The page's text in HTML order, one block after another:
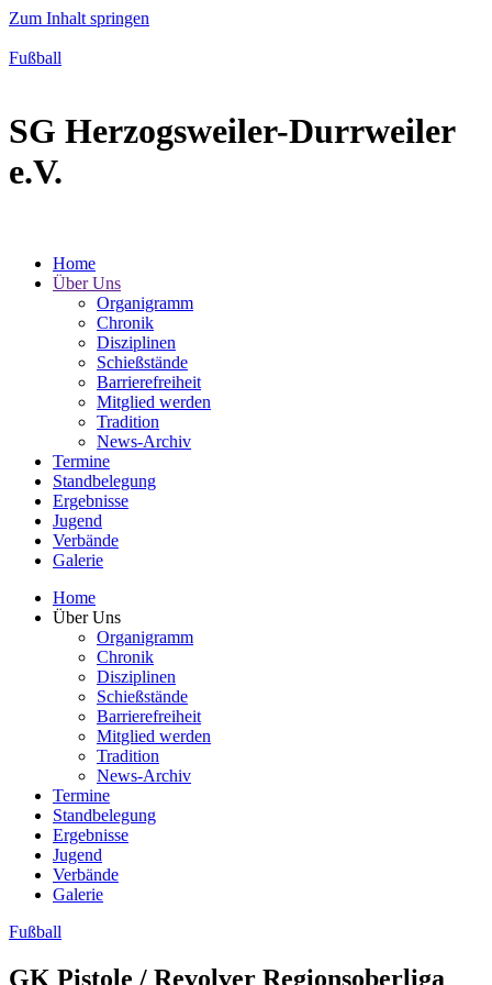
Zum Inhalt springen
Fußball
SG Herzogsweiler-Durrweiler
e.V.
Home
Über Uns
Organigramm
Chronik
Disziplinen
Schießstände
Barrierefreiheit
Mitglied werden
Tradition
News-Archiv
Termine
Standbelegung
Ergebnisse
Jugend
Verbände
Galerie
Home
Über Uns
Organigramm
Chronik
Disziplinen
Schießstände
Barrierefreiheit
Mitglied werden
Tradition
News-Archiv
Termine
Standbelegung
Ergebnisse
Jugend
Verbände
Galerie
Fußball
GK Pistole / Revolver Regionsoberliga